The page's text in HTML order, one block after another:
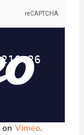
onVimeo.